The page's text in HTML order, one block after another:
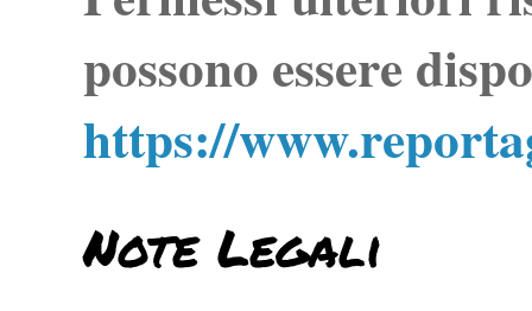
possono essere
https://
Note Legali